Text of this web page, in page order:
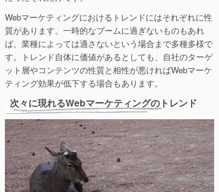
Webマーケティングにおけるトレンドにはそれぞれに性
質があります。一時的なブームに過ぎないものもあれ
ば、業種によっては適さないという場合まで多種多様で
す。トレンド自体に価値があるとしても、自社のターゲ
ット層やコンテンツの性質と相性が悪ければWebマーケ
ティング効果が低下する場合もあります。
次々に現れるWebマーケティングのトレンド